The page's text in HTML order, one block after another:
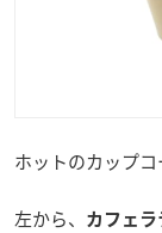
ホットのカップコ
左から、
カフェ